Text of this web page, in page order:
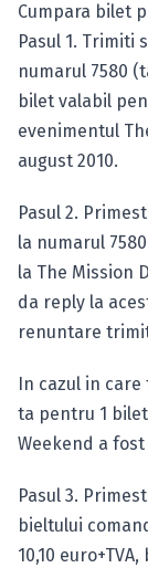
Cumpara bilet
Pasul 1. Trimiti
numarul 7580
bilet valabil
evenimentul
august 2010.
Pasul 2.
la numarul
la The Mission
da reply la
renuntare
In cazul in
ta pentru 1
Weekend a
Pasul 3.
bieltului
10,10